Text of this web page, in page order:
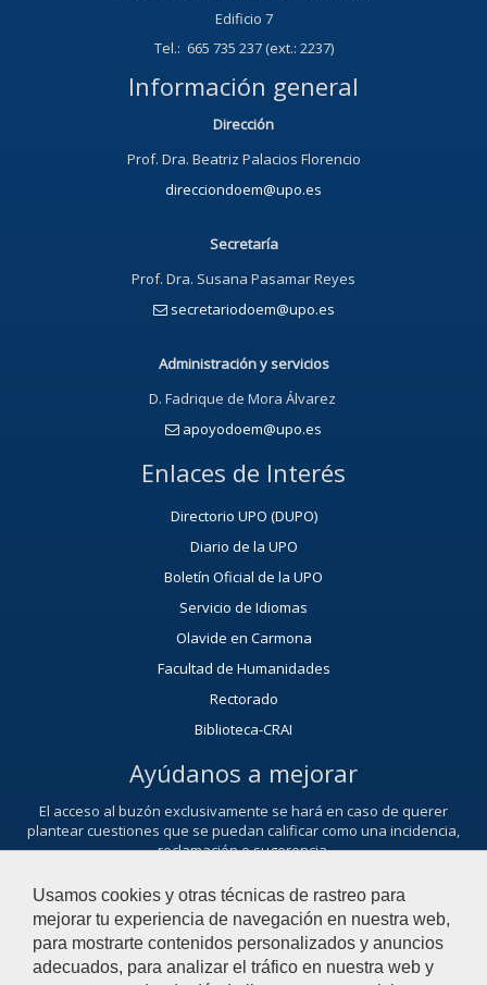
Usamos cookies y otras técnicas de rastreo para
mejorar tu experiencia de navegación en nuestra web,
para mostrarte contenidos personalizados y anuncios
adecuados, para analizar el tráfico en nuestra web y
Edificio 7
Tel.: 665 735 237 (ext.: 2237)
Información general
Dirección
Prof. Dra. Beatriz Palacios Florencio
direcciondoem@upo.es
Secretaría
Prof. Dra. Susana Pasamar Reyes
secretariodoem@upo.es
Administración y servicios
D. Fadrique de Mora Álvarez
apoyodoem@upo.es
Enlaces de Interés
Directorio UPO (DUPO)
Diario de la UPO
Boletín Oficial de la UPO
Servicio de Idiomas
Olavide en Carmona
Facultad de Humanidades
Rectorado
Biblioteca-CRAI
Ayúdanos a mejorar
El acceso al buzón exclusivamente se hará en caso de querer
plantear cuestiones que se puedan calificar como una incidencia,
reclamación o sugerencia.
Contacta con nosotros